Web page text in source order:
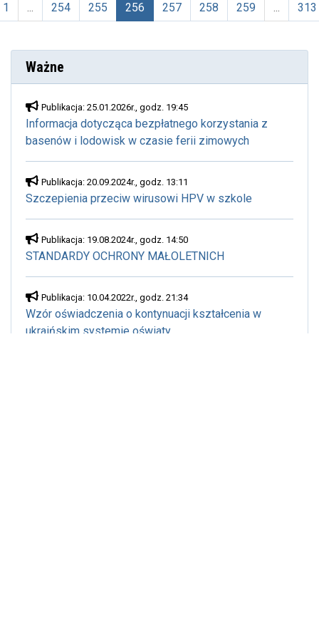
1 ... 254 255
256
257 258 259 ... 313
Ważne
Publikacja: 25.01.2026r., godz. 19:45
Informacja dotycząca bezpłatnego korzystania z
basenów i lodowisk w czasie ferii zimowych
Publikacja: 20.09.2024r., godz. 13:11
Szczepienia przeciw wirusowi HPV w szkole
Publikacja: 19.08.2024r., godz. 14:50
STANDARDY OCHRONY MAŁOLETNICH
Publikacja: 10.04.2022r., godz. 21:34
Wzór oświadczenia o kontynuacji kształcenia w
ukraińskim systemie oświaty